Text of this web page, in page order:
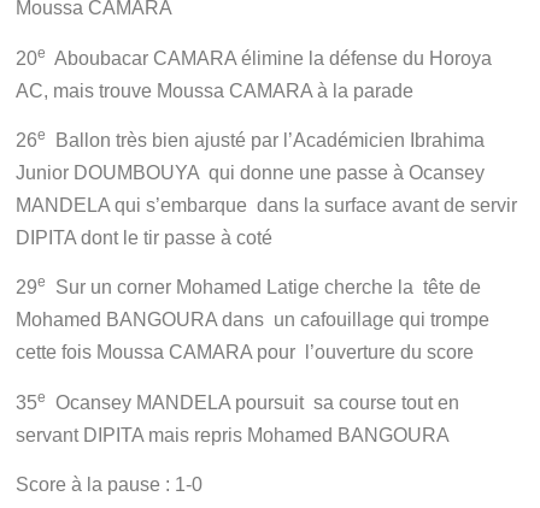
Moussa CAMARA
20e Aboubacar CAMARA élimine la défense du Horoya
AC, mais trouve Moussa CAMARA à la parade
26e
Ballon très bien ajusté par l’Académicien Ibrahima
Junior DOUMBOUYA qui donne une passe à Ocansey
MANDELA qui s’embarque dans la surface avant de servir
DIPITA dont le tir passe à coté
29e
Sur un corner Mohamed Latige cherche la tête de
Mohamed BANGOURA dans un cafouillage qui trompe
cette fois Moussa CAMARA pour l’ouverture du score
35e
Ocansey MANDELA poursuit sa course tout en
servant DIPITA mais repris Mohamed BANGOURA
Score à la pause : 1-0